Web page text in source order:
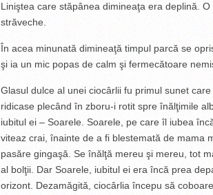
Liniştea care stăpânea dimineaţa era deplină.
străveche.
În acea minunată dimineaţă timpul parcă se
şi ia un mic popas de calm şi fermecătoare
Glasul dulce al unei ciocârlii fu primul sunet
ridicase plecând în zboru-i rotit spre înălţimile
iubitul ei – Soarele. Soarele, pe care îl iubea
viteaz crai, înainte de a fi blestemată de mama
pasăre gingaşă. Se înălţă mereu şi mereu, tot
al bolţii. Dar Soarele, iubitul ei era încă prea
orizont. Dezamăgită, ciocârlia începu să